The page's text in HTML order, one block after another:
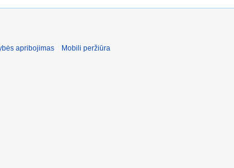
apribojimas Mobili peržiūra